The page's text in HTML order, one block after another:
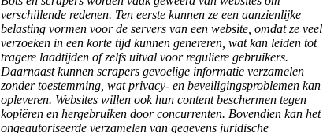
verschillende redenen. Ten eerste kunnen ze een aanzienlijke
belasting vormen voor de servers van een website, omdat ze veel
verzoeken in een korte tijd kunnen genereren, wat kan leiden tot
tragere laadtijden of zelfs uitval voor reguliere gebruikers.
Daarnaast kunnen scrapers gevoelige informatie verzamelen
zonder toestemming, wat privacy- en beveiligingsproblemen kan
opleveren. Websites willen ook hun content beschermen tegen
kopiëren en hergebruiken door concurrenten. Bovendien kan het
ongeautoriseerde verzamelen van gegevens juridische